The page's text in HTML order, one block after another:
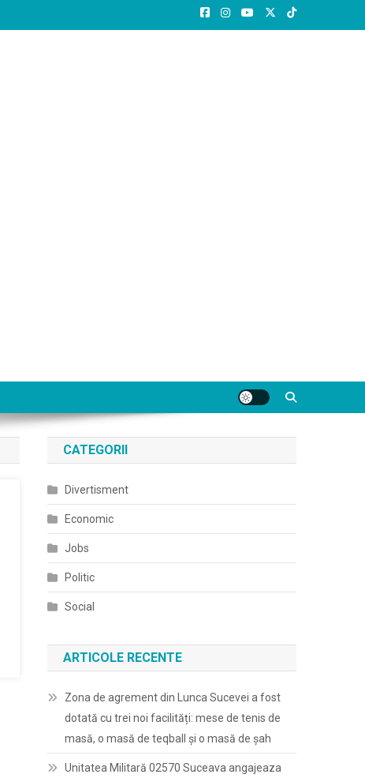
CATEGORII
Divertisment
Economic
Jobs
Politic
Social
ARTICOLE RECENTE
Zona de agrement din Lunca Sucevei a fost
dotată cu trei noi facilități: mese de tenis de
masă, o masă de teqball și o masă de șah
Unitatea Militară 02570 Suceava angajeaza